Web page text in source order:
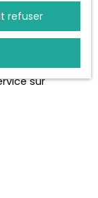
de
côtés pour
sur
refuser